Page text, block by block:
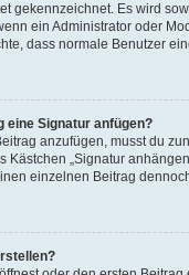
gekennzeichnet. Es wird
ein Administrator oder
dass normale Benutzer
eine Signatur anfügen?
anzufügen, musst du
Kästchen „Signatur
einzelnen Beitrag